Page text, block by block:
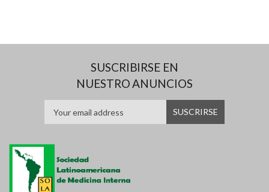
SUSCRIBIRSE EN
NUESTRO ANUNCIOS